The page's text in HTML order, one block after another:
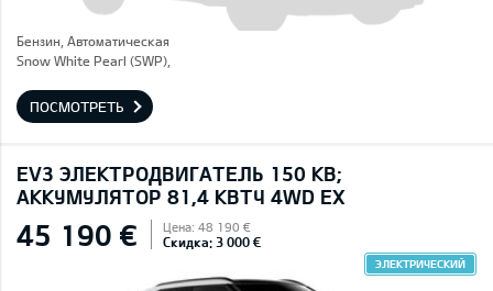
Бензин, Автоматическая
Snow White Pearl (SWP),
ПОСМОТРЕТЬ
EV3 ЭЛЕКТРОДВИГАТЕЛЬ 150 КВ;
AККУМУЛЯТОР 81,4 КВТЧ 4WD EX
45 190 € Цена: 48 190 €
Скидка: 3 000 €
ЭЛЕКТРИЧЕСКИЙ